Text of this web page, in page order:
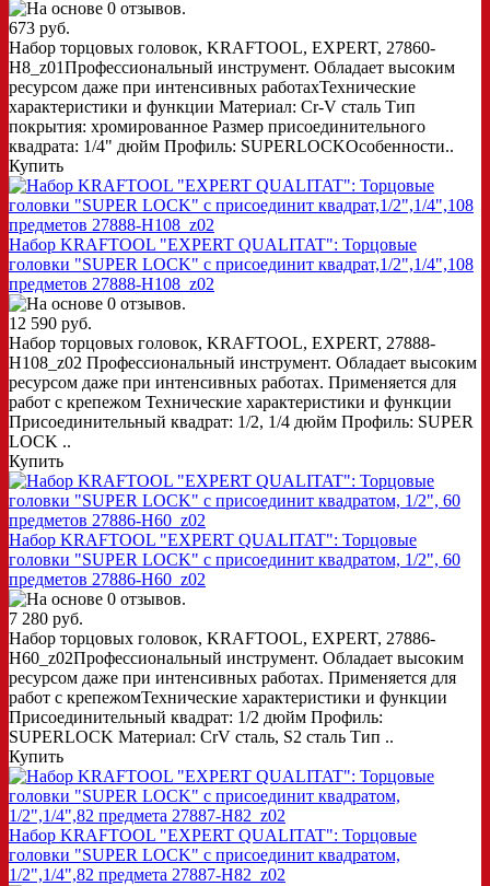
673 руб.
Набор торцовых головок, KRAFTOOL, EXPERT, 27860-
H8_z01Профессиональный инструмент. Обладает высоким
ресурсом даже при интенсивных работахТехнические
характеристики и функции Материал: Cr-V сталь Тип
покрытия: хромированное Размер присоединительного
квадрата: 1/4" дюйм Профиль: SUPERLOCKОсобенности..
Купить
Набор KRAFTOOL "EXPERT QUALITAT": Торцовые
головки "SUPER LOCK" с присоединит квадрат,1/2",1/4",108
предметов 27888-H108_z02
12 590 руб.
Набор торцовых головок, KRAFTOOL, EXPERT, 27888-
H108_z02 Профессиональный инструмент. Обладает высоким
ресурсом даже при интенсивных работах. Применяется для
работ с крепежом Технические характеристики и функции
Присоединительный квадрат: 1/2, 1/4 дюйм Профиль: SUPER
LOCK ..
Купить
Набор KRAFTOOL "EXPERT QUALITAT": Торцовые
головки "SUPER LOCK" с присоединит квадратом, 1/2", 60
предметов 27886-H60_z02
7 280 руб.
Набор торцовых головок, KRAFTOOL, EXPERT, 27886-
H60_z02Профессиональный инструмент. Обладает высоким
ресурсом даже при интенсивных работах. Применяется для
работ с крепежомТехнические характеристики и функции
Присоединительный квадрат: 1/2 дюйм Профиль:
SUPERLOCK Материал: CrV сталь, S2 сталь Тип ..
Купить
Набор KRAFTOOL "EXPERT QUALITAT": Торцовые
головки "SUPER LOCK" с присоединит квадратом,
1/2",1/4",82 предмета 27887-H82_z02